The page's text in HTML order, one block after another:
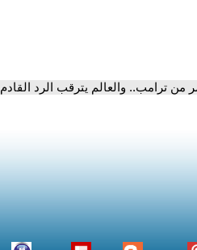
من ترامب.. والعالم يترقب الرد القادم